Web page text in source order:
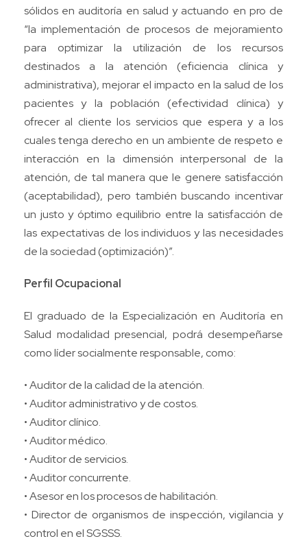
sólidos en auditoría en salud y actuando en pro de
“la implementación de procesos de mejoramiento
para optimizar la utilización de los recursos
destinados a la atención (eficiencia clínica y
administrativa), mejorar el impacto en la salud de los
pacientes y la población (efectividad clínica) y
ofrecer al cliente los servicios que espera y a los
cuales tenga derecho en un ambiente de respeto e
interacción en la dimensión interpersonal de la
atención, de tal manera que le genere satisfacción
(aceptabilidad), pero también buscando incentivar
un justo y óptimo equilibrio entre la satisfacción de
las expectativas de los individuos y las necesidades
de la sociedad (optimización)”.
Perfil Ocupacional
El graduado de la Especialización en Auditoría en
Salud modalidad presencial, podrá desempeñarse
como líder socialmente responsable, como:
• Auditor de la calidad de la atención.
• Auditor administrativo y de costos.
• Auditor clínico.
• Auditor médico.
• Auditor de servicios.
• Auditor concurrente.
• Asesor en los procesos de habilitación.
• Director de organismos de inspección, vigilancia y
control en el SGSSS.